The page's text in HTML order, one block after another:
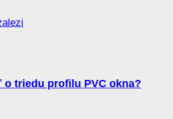
o triedu profilu PVC okna?